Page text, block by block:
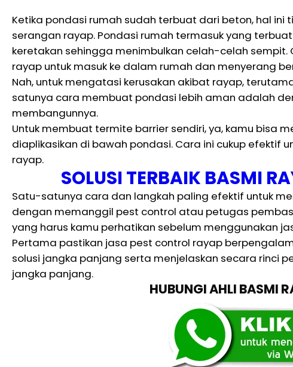
Ketika pondasi rumah sudah terbuat dari beton, hal
serangan rayap. Pondasi rumah termasuk yang
keretakan sehingga menimbulkan celah-celah
rayap untuk masuk ke dalam rumah dan menyerang
Nah, untuk mengatasi kerusakan akibat rayap,
satunya cara membuat pondasi lebih aman adalah
membangunnya.
Untuk membuat termite barrier sendiri, ya, kamu bisa
diaplikasikan di bawah pondasi. Cara ini cukup efektif
rayap.
SOLUSI TERBAIK BASMI
Satu-satunya cara dan langkah paling efektif untuk
dengan memanggil pest control atau petugas
yang harus kamu perhatikan sebelum menggunakan
Pertama pastikan jasa pest control rayap
solusi jangka panjang serta menjelaskan secara rinci
jangka panjang.
HUBUNGI AHLI BASMI